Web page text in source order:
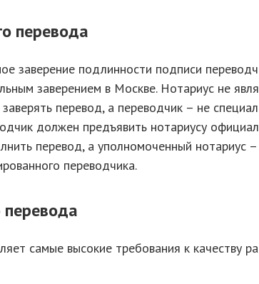
перевода
заверение подлинности подписи
заверением в Москве. Нотариус не
перевод, а переводчик – не
должен предъявить нотариусу
перевод, а уполномоченный нотариус –
переводчика.
перевода
самые высокие требования к качеству